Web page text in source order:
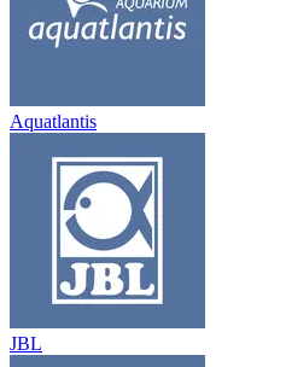
Aquatlantis
JBL